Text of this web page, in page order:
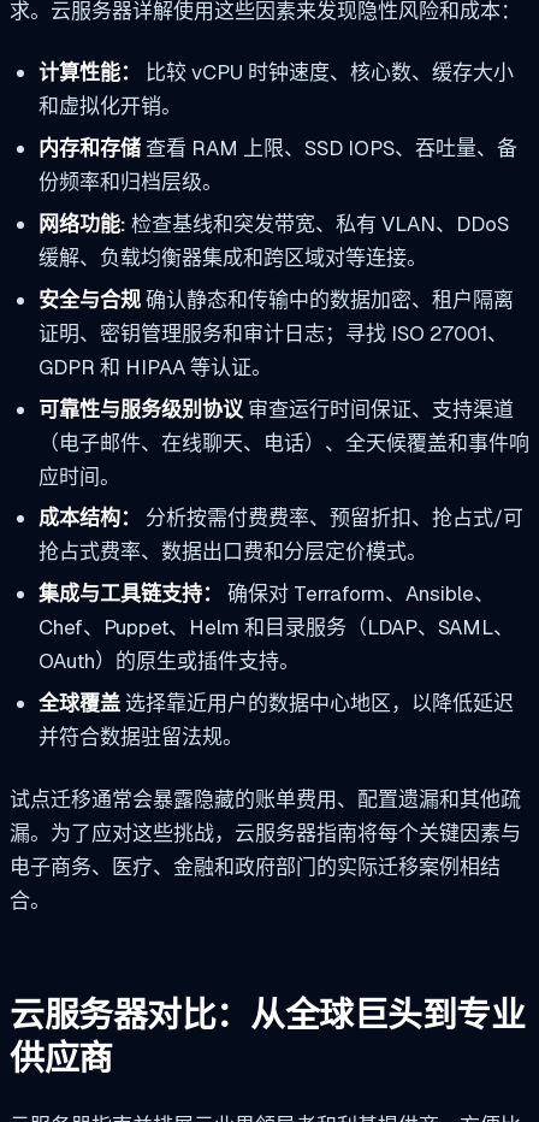
求。云服务器详解使用这些因素来发现隐性风险和成本：
计算性能：
比较 vCPU 时钟速度、核心数、缓存大小
和虚拟化开销。
内存和存储查看 RAM 上限、SSD IOPS、吞吐量、备
份频率和归档层级。
网络功能: 检查基线和突发带宽、私有 VLAN、DDoS
缓解、负载均衡器集成和跨区域对等连接。
安全与合规确认静态和传输中的数据加密、租户隔离
证明、密钥管理服务和审计日志；寻找 ISO 27001、
GDPR 和 HIPAA 等认证。
可靠性与服务级别协议审查运行时间保证、支持渠道
（电子邮件、在线聊天、电话）、全天候覆盖和事件响
应时间。
成本结构：
分析按需付费费率、预留折扣、抢占式/可
抢占式费率、数据出口费和分层定价模式。
集成与工具链支持：
确保对 Terraform、Ansible、
Chef、Puppet、Helm 和目录服务（LDAP、SAML、
OAuth）的原生或插件支持。
全球覆盖选择靠近用户的数据中心地区，以降低延迟
并符合数据驻留法规。
试点迁移通常会暴露隐藏的账单费用、配置遗漏和其他疏
漏。为了应对这些挑战，云服务器指南将每个关键因素与
电子商务、医疗、金融和政府部门的实际迁移案例相结
合。
云服务器对比：从全球巨头到专业
供应商